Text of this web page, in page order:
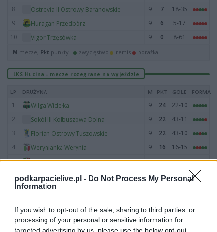
podkarpacielive.pl - Do Not Process My Personal
Information
If you wish to opt-out of the sale, sharing to third parties, or
processing of your personal or sensitive information for
targeted advertising by us, please use the below opt-out
8
Ostrovia II Ostrowy Baranowskie 9 7
18-35
9
Huragan Przedbórz 9 6
5-17
10
Vigor Trzęsówka 9 0 8-61
M mecze, Pkt punkty · zwycięstwo remis porażka
LKS Hucina - mecze rozegrane na wyjeździe
LP DRUŻYNA M PKT GOLE FORMA
1 Wilga Widełka 9 24
22-10
2
Sokół III Kolbuszowa Dolna 9 22
43-11
3
Florian Ostrowy Tuszowskie 9 22
43-10
4
Werynianka Werynia 9 16
16-15
5
LKS Hucina 9 13
17-21
Marmury Przyłęk 9 12
20-18
Potok Dobrynin
Huragan Przedbórz 9 3
5-41